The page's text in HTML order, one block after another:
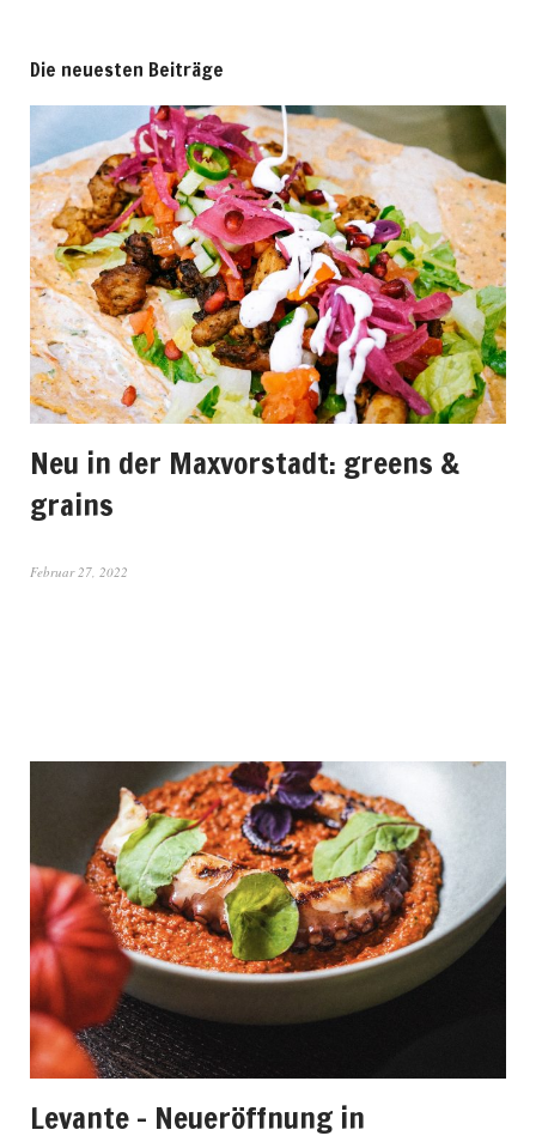
Die neuesten Beiträge
Neu in der Maxvorstadt: greens &
grains
Februar 27, 2022
Levante – Neueröffnung in